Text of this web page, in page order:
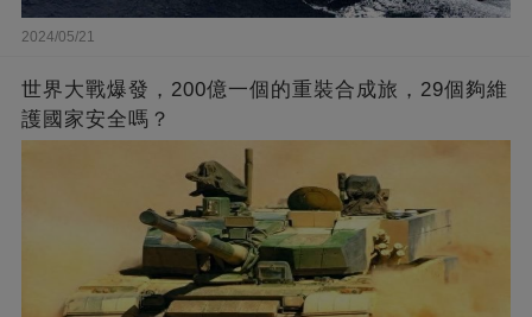
2024/05/21
世界大戰爆發，200億一個的重裝合成旅，29個夠維
護國家安全嗎？